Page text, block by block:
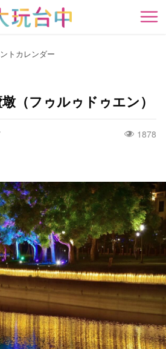
開
トカレンダー
（フゥルゥドゥエン）
1878